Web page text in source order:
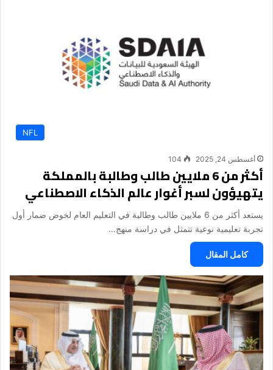
NFL
أغسطس 24, 2025 104
أكثر من 6 ملايين طالب وطالبة بالمملكة
يتهيؤون لسبر أغوار عالم الذكاء الاصطناعي
يستعد أكثر من 6 ملايين طالب وطالبة في التعليم العام لخوض ضمار أول
تجربة تعليمية نوعية تتمثل في دراسة منهج…
كامل المقال